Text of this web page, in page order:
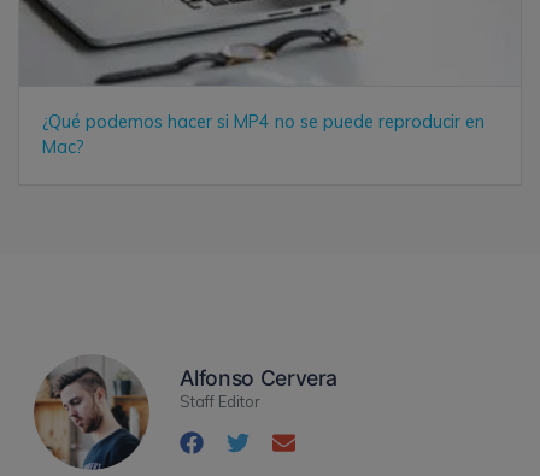
¿Qué podemos hacer si MP4 no se puede reproducir en
Mac?
Alfonso Cervera
Staff Editor